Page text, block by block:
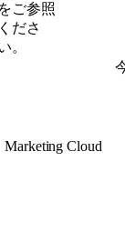
をご参照
くださ
。
Marketing Cloud